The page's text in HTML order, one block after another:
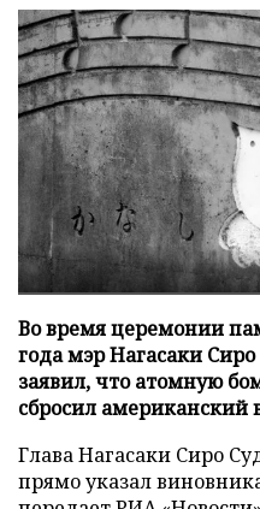
Во время церемонии
года мэр Нагасаки
заявил, что атомную
сбросил американский
Глава Нагасаки Сиро
прямо указал